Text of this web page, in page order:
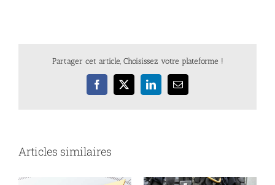
Partager cet article, Choisissez votre plateforme !
Facebook
X LinkedInEmail
Articles similaires